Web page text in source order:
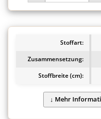
Stoffart:
Zusammensetzung:
Stoffbreite (cm):